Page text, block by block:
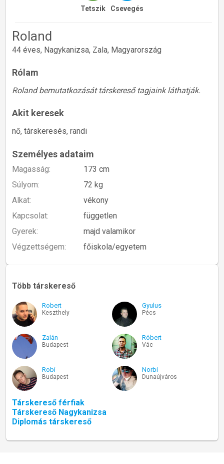
Tetszik Csevegés
Roland
44 éves, Nagykanizsa, Zala, Magyarország
Rólam
Roland bemutatkozását társkereső tagjaink láthatják.
Akit keresek
nő, társkeresés, randi
Személyes adataim
Magasság:
173 cm
Súlyom:
72 kg
Alkat:
vékony
Kapcsolat:
független
Gyerek:
majd valamikor
Végzettségem:
főiskola/egyetem
Több társkereső
Robert
Keszthely
Gyulus
Pécs
Zalán
Budapest
Róbert
Vác
Robi
Budapest
Norbi
Dunaújváros
Társkereső férfiak
Társkereső Nagykanizsa
Diplomás társkereső